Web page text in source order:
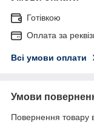
Готівкою
Оплата за
Всі умови оплати
Умови
Повернення товару